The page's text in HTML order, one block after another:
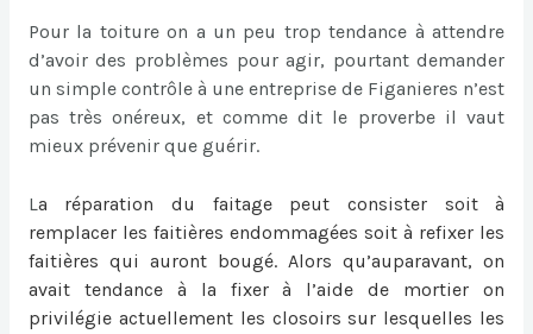
Pour la toiture on a un peu trop tendance à attendre
d’avoir des problèmes pour agir, pourtant demander
un simple contrôle à une entreprise de Figanieres n’est
pas très onéreux, et comme dit le proverbe il vaut
mieux prévenir que guérir.
La réparation du faitage peut consister soit à
remplacer les faitières endommagées soit à refixer les
faitières qui auront bougé. Alors qu’auparavant, on
avait tendance à la fixer à l’aide de mortier on
privilégie actuellement les closoirs sur lesquelles les